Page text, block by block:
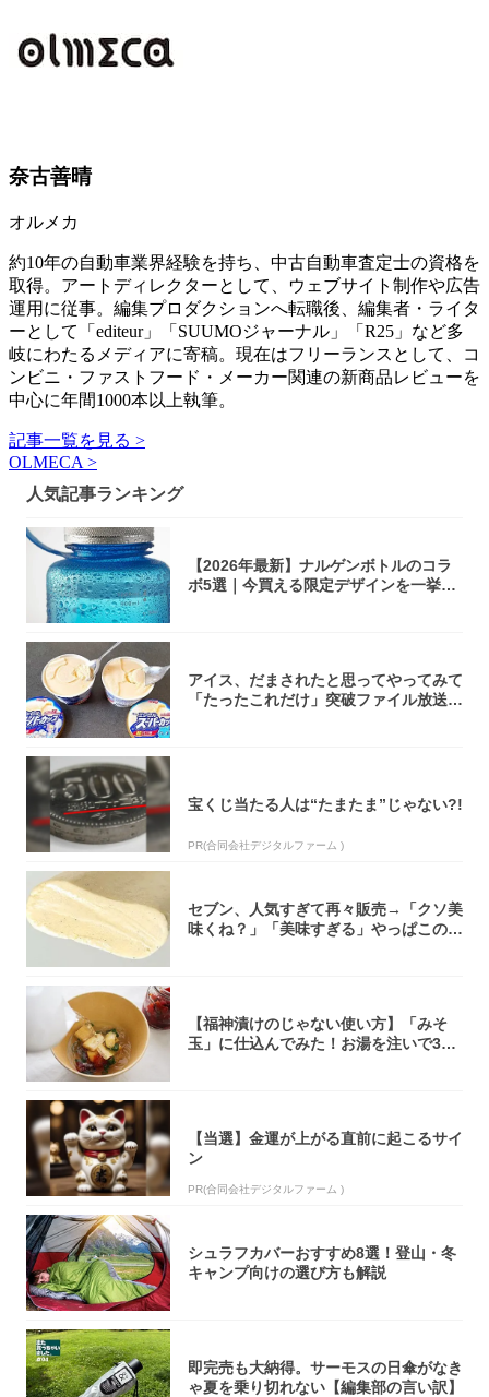
奈古善晴
オルメカ
約10年の自動車業界経験を持ち、中古自動車査定士の資格を
取得。アートディレクターとして、ウェブサイト制作や広告
運用に従事。編集プロダクションへ転職後、編集者・ライタ
ーとして「editeur」「SUUMOジャーナル」「R25」など多
岐にわたるメディアに寄稿。現在はフリーランスとして、コ
ンビニ・ファストフード・メーカー関連の新商品レビューを
中心に年間1000本以上執筆。
記事一覧を見る >
OLMECA >
人気記事ランキング
【2026年最新】ナルゲンボトルのコラ
ボ5選｜今買える限定デザインを一挙紹
アイス、だまされたと思ってやってみて
「たったこれだけ」突破ファイル放送で
宝くじ当たる人は“たまたま”じゃない?!
PR(合同会社デジタルファーム )
セブン、人気すぎて再々販売→「クソ美
味くね？」「美味すぎる」やっぱこのク
【福神漬けのじゃない使い方】「みそ
玉」に仕込んでみた！お湯を注いで30
【当選】金運が上がる直前に起こるサイ
ン
PR(合同会社デジタルファーム )
シュラフカバーおすすめ8選！登山・冬
キャンプ向けの選び方も解説
即完売も大納得。サーモスの日傘がなき
ゃ夏を乗り切れない【編集部の言い訳】